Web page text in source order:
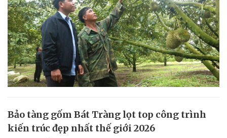
Bảo tàng gốm Bát Tràng lọt top công trình
kiến trúc đẹp nhất thế giới 2026